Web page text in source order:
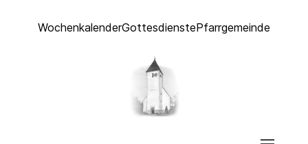
WochenkalenderGottesdienstePfarrgemeinde